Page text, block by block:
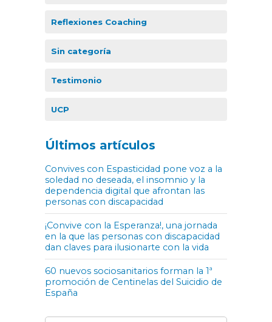
Reflexiones Coaching
Sin categoría
Testimonio
UCP
Últimos artículos
Convives con Espasticidad pone voz a la
soledad no deseada, el insomnio y la
dependencia digital que afrontan las
personas con discapacidad
¡Convive con la Esperanza!, una jornada
en la que las personas con discapacidad
dan claves para ilusionarte con la vida
60 nuevos sociosanitarios forman la 1ª
promoción de Centinelas del Suicidio de
España